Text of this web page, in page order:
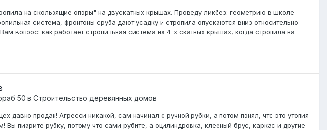
на скользящие опоры" на двускатных крышах. Проведу ликбез: геометрию в школе
система, фронтоны сруба дают усадку и стропила опускаются вниз относительно
вопрос: как работает стропильная система на 4-х скатных крышах, когда стропила на
50 в Строительство деревянных домов
давно продан! Агресси никакой, сам начинал с ручной рубки, а потом понял, что это утопия
Вы пиарите рубку, потому что сами рубите, а оцилиндровка, клееный брус, каркас и другие